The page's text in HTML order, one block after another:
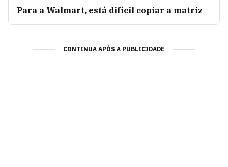
Para a Walmart, está difícil copiar a matriz
CONTINUA APÓS A PUBLICIDADE